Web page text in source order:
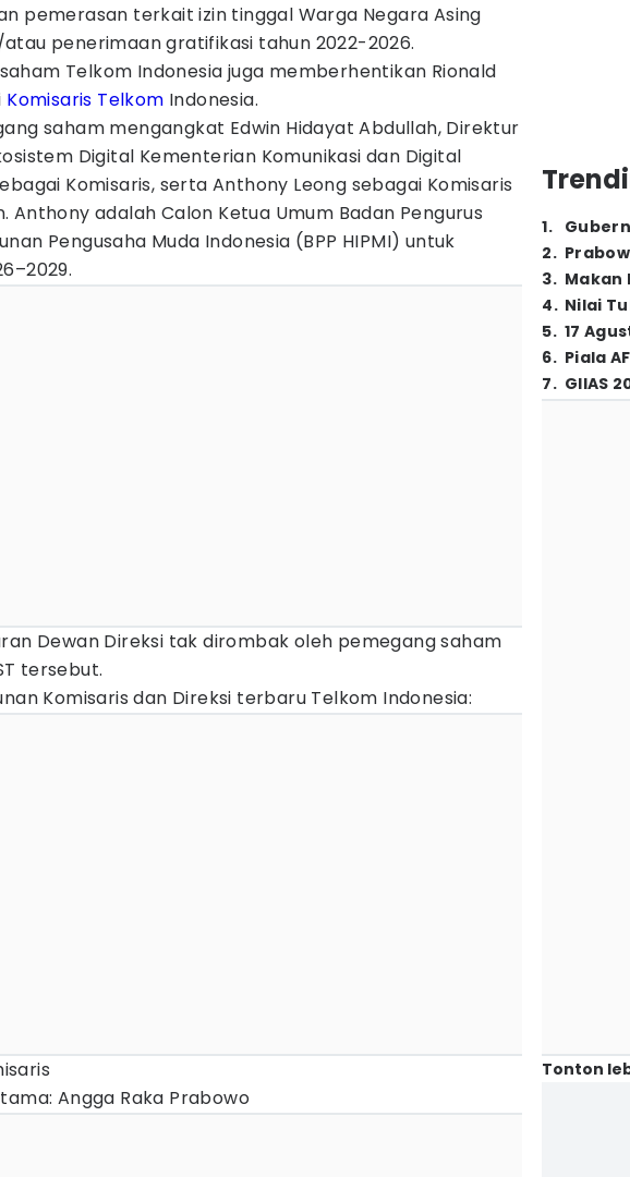
pemerasan terkait izin tinggal Warga Negara Asing
penerimaan gratifikasi tahun 2022-2026.
Telkom Indonesia juga memberhentikan Rionald
Komisaris Telkom Indonesia.
saham mengangkat Edwin Hidayat Abdullah, Direktur
Digital Kementerian Komunikasi dan Digital
Komisaris, serta Anthony Leong sebagai Komisaris
Anthony adalah Calon Ketua Umum Badan Pengurus
Pengusaha Muda Indonesia (BPP HIPMI) untuk
Dewan Direksi tak dirombak oleh pemegang saham
tersebut.
Komisaris dan Direksi terbaru Telkom Indonesia:
Angga Raka Prabowo
1.
2.
3. Makan
4. Nilai
5. 17
6. Piala
7. GIIAS
Tonton